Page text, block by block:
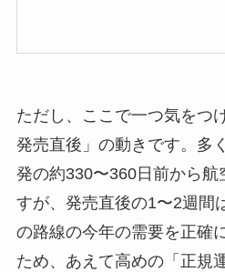
ただし、ここで一つ気をつ
発売直後」の動きです。多
発の約330〜360日前から航
すが、発売直後の1〜2週間
の路線の今年の需要を正確
ため、あえて高めの「正規